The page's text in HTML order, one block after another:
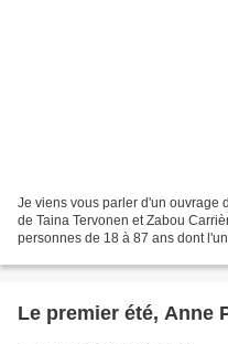
Je viens vous parler d'un ouvrage
de Taina Tervonen et Zabou
personnes de 18 à 87 ans dont
Le premier été, Anne